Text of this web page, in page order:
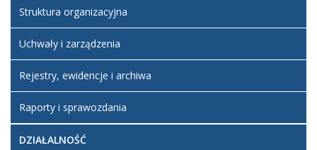
Struktura organizacyjna
Uchwały i zarządzenia
Rejestry, ewidencje i archiwa
Raporty i sprawozdania
DZIAŁALNOŚĆ